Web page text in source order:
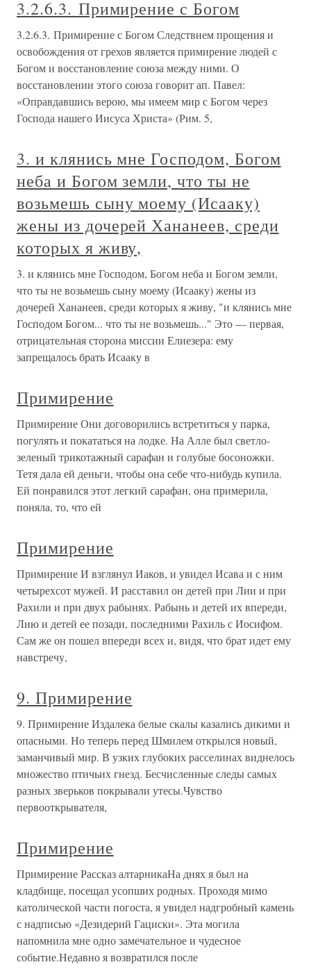
3.2.6.3. Примирение с Богом
3.2.6.3. Примирение с Богом Следствием прощения и
освобождения от грехов является примирение людей с
Богом и восстановление союза между ними. О
восстановлении этого союза говорит ап. Павел:
«Оправдавшись верою, мы имеем мир с Богом через
Господа нашего Иисуса Христа» (Рим. 5,
3. и клянись мне Господом, Богом
неба и Богом земли, что ты не
возьмешь сыну моему (Исааку)
жены из дочерей Хананеев, среди
которых я живу,
3. и клянись мне Господом, Богом неба и Богом земли,
что ты не возьмешь сыну моему (Исааку) жены из
дочерей Хананеев, среди которых я живу, "и клянись мне
Господом Богом... что ты не возьмешь..." Это — первая,
отрицательная сторона миссии Елиезера: ему
запрещалось брать Исааку в
Примирение
Примирение Они договорились встретиться у парка,
погулять и покататься на лодке. На Алле был светло-
зеленый трикотажный сарафан и голубые босоножки.
Тетя дала ей деньги, чтобы она себе что-нибудь купила.
Ей понравился этот легкий сарафан, она примерила,
поняла, то, что ей
Примирение
Примирение И взглянул Иаков, и увидел Исава и с ним
четырехсот мужей. И расставил он детей при Лии и при
Рахили и при двух рабынях. Рабынь и детей их впереди,
Лию и детей ее позади, последними Рахиль с Иосифом.
Сам же он пошел впереди всех и, видя, что брат идет ему
навстречу,
9. Примирение
9. Примирение Издалека белые скалы казались дикими и
опасными. Но теперь перед Шмилем открылся новый,
заманчивый мир. В узких глубоких расселинах виднелось
множество птичьих гнезд. Бесчисленные следы самых
разных зверьков покрывали утесы.Чувство
первооткрывателя,
Примирение
Примирение Рассказ алтарникаНа днях я был на
кладбище, посещал усопших родных. Проходя мимо
католической части погоста, я увидел надгробный камень
с надписью «Дезидерий Гациски». Эта могила
напомнила мне одно замечательное и чудесное
событие.Недавно я возвратился после